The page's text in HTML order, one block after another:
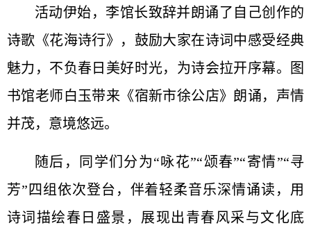
活动伊始，李馆长致辞并朗诵了自己创作的
诗歌《花海诗行》，鼓励大家在诗词中感受经典
魅力，不负春日美好时光，为诗会拉开序幕。图
书馆老师白玉带来《宿新市徐公店》朗诵，声情
并茂，意境悠远。
随后，同学们分为“咏花”“颂春”“寄情”“寻
芳”四组依次登台，伴着轻柔音乐深情诵读，用
诗词描绘春日盛景，展现出青春风采与文化底